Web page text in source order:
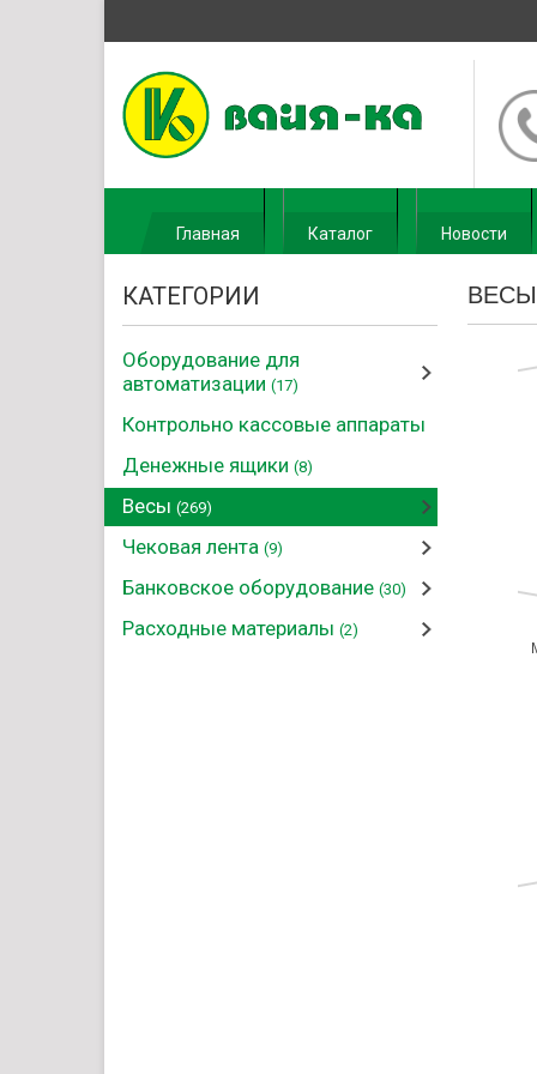
Главная Каталог Новости
КАТЕГОРИИ
Оборудование для
автоматизации (17)
Контрольно кассовые аппараты
Денежные ящики (8)
Весы (269)
Чековая лента (9)
Банковское оборудование (30)
Расходные материалы (2)